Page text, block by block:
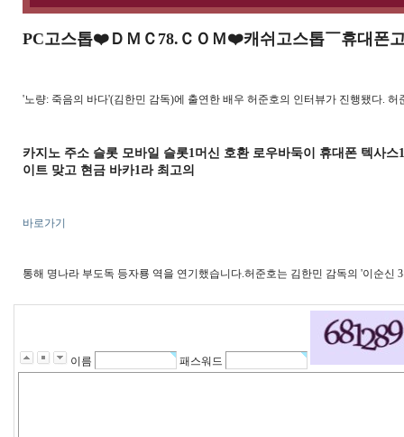
PC고스톱❤️ＤＭＣ78.ＣＯＭ❤️캐쉬고스톱￣휴대폰
'노량: 죽음의 바다'(김한민 감독)에 출연한 배우 허준호의 인터뷰가 진행됐다. 허
카지노 주소 슬롯 모바일 슬롯1머신 호환 로우바둑이 휴대폰 텍사
이트 맞고 현금 바카1라 최고의
바로가기
통해 명나라 부도독 등자룡 역을 연기했습니다.허준호는 김한민 감독의 '이순신
이름 패스워드